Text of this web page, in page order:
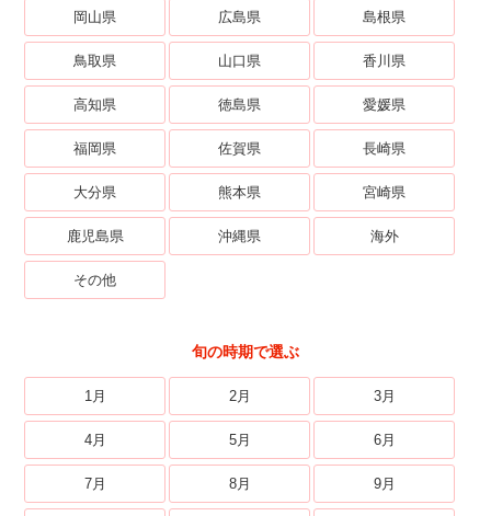
岡山県 広島県 島根県
鳥取県 山口県 香川県
高知県 徳島県 愛媛県
福岡県 佐賀県 長崎県
大分県 熊本県 宮崎県
鹿児島県 沖縄県 海外
その他
旬の時期で選ぶ
1月 2月 3月
4月 5月 6月
7月 8月 9月